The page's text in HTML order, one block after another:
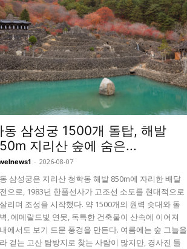
동 삼성궁 1500개 돌탑, 해발
지리산 숲에 숨은...
- 2026-08-07
삼성궁은 지리산 청학동 해발 850m에 자리한 배달
으로, 1983년 한풀선사가 고조선 소도를 현대적으로
리며 조성을 시작했다. 약 1500개의 원력 솟대와 돌
, 에메랄드빛 연못, 독특한 건축물이 산속에 이어져
에서도 보기 드문 풍경을 만든다. 여름에는 숲 그늘을
걷는 고산 탐방지로 찾는 사람이 많지만, 경사진 돌